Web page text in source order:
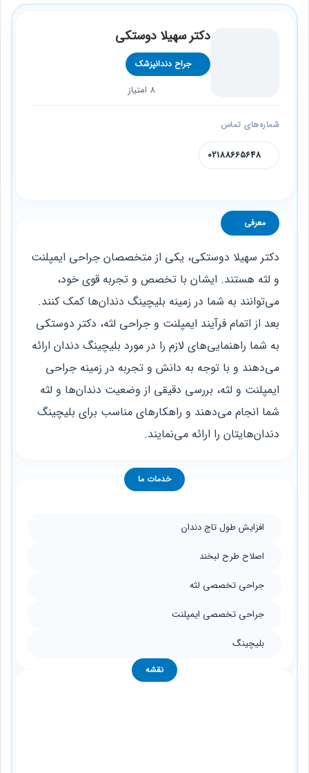
دکتر سهیلا دوستکی
جراح دندانپزشک
8 امتیاز
شماره‌های تماس
02188665648
معرفی
دکتر سهیلا دوستکی، یکی از متخصصان جراحی ایمپلنت
و لثه هستند. ایشان با تخصص و تجربه قوی خود،
می‌توانند به شما در زمینه بلیچینگ دندان‌ها کمک کنند.
بعد از اتمام فرآیند ایمپلنت و جراحی لثه، دکتر دوستکی
به شما راهنمایی‌های لازم را در مورد بلیچینگ دندان ارائه
می‌دهند و با توجه به دانش و تجربه در زمینه جراحی
ایمپلنت و لثه، بررسی دقیقی از وضعیت دندان‌ها و لثه
شما انجام می‌دهند و راهکارهای مناسب برای بلیچینگ
دندان‌هایتان را ارائه می‌نمایند.
خدمات ما
افزایش طول تاج دندان
اصلاح طرح لبخند
جراحی تخصصی لثه
جراحی تخصصی ایمپلنت
بلیچینگ
نقشه